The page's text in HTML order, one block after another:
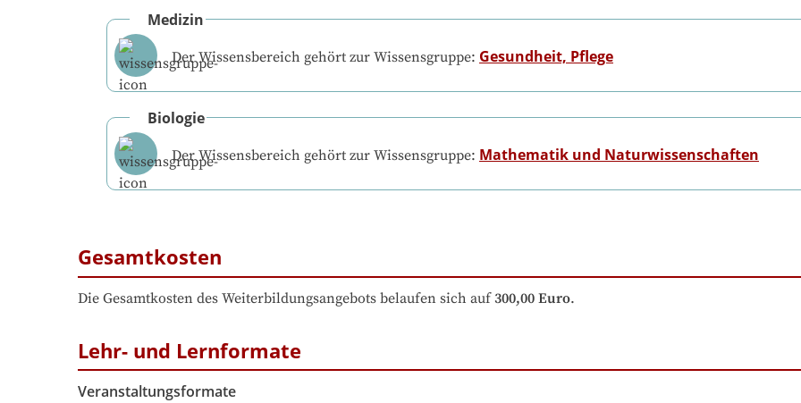
Medizin
Der Wissensbereich gehört zur Wissensgruppe: Gesundheit, Pflege
Biologie
Der Wissensbereich gehört zur Wissensgruppe: Mathematik und Naturwissenschaften
Gesamtkosten
Die Gesamtkosten des Weiterbildungsangebots belaufen sich auf 300,00 Euro.
Lehr- und Lernformate
Veranstaltungsformate